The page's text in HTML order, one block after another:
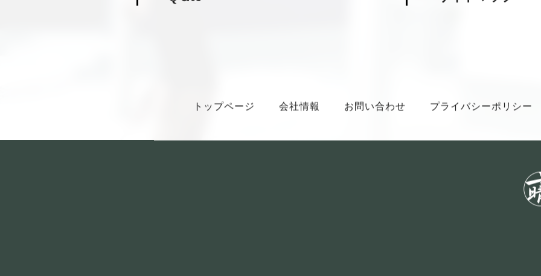
Q＆A サイトマップ
トップページ 会社情報 お問い合わせ プライバシーポリシー